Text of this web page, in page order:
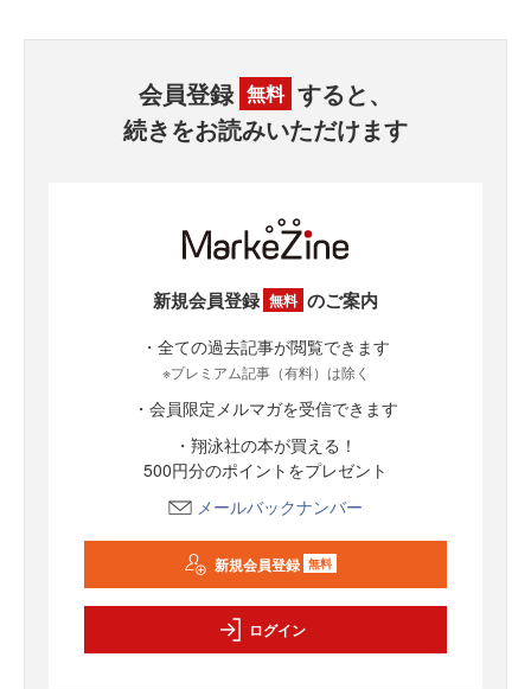
会員登録 無料 すると、
続きをお読みいただけます
新規会員登録 無料 のご案内
・全ての過去記事が閲覧できます
※プレミアム記事（有料）は除く
・会員限定メルマガを受信できます
・翔泳社の本が買える！
500円分のポイントをプレゼント
メールバックナンバー
新規会員登録 無料
ログイン